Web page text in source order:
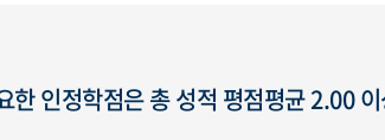
한 인정학점은 총 성적 평점평균 2.00